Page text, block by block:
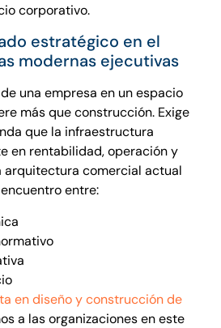
corporativo.
estratégico en el
modernas ejecutivas
una empresa en un espacio
más que construcción. Exige
que la infraestructura
en rentabilidad, operación y
arquitectura comercial actual
entre:
en diseño y construcción de
a las organizaciones en este